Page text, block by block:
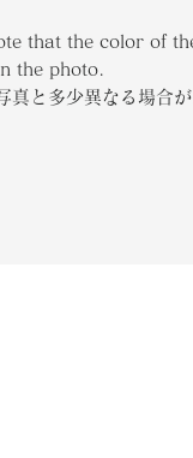
that the color of
the photo.
真と多少異なる場合